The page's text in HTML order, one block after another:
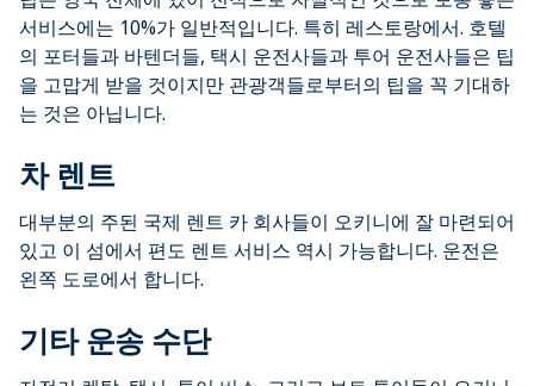
서비스에는 10%가 일반적입니다. 특히 레스토랑에서. 호텔
의 포터들과 바텐더들, 택시 운전사들과 투어 운전사들은 팁
을 고맙게 받을 것이지만 관광객들로부터의 팁을 꼭 기대하
는 것은 아닙니다.
차 렌트
대부분의 주된 국제 렌트 카 회사들이 오키니에 잘 마련되어
있고 이 섬에서 편도 렌트 서비스 역시 가능합니다. 운전은
왼쪽 도로에서 합니다.
기타 운송 수단